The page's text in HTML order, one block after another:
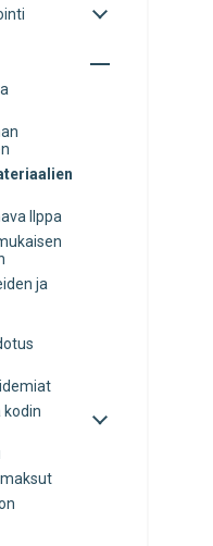
Avaa
alavalikko
Avaa
Ilppa
ja